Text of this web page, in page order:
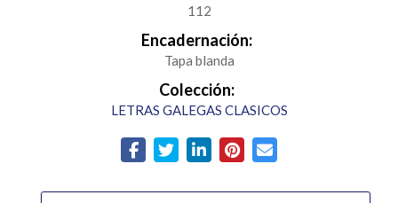
112
Encadernación:
Tapa blanda
Colección:
LETRAS GALEGAS CLASICOS